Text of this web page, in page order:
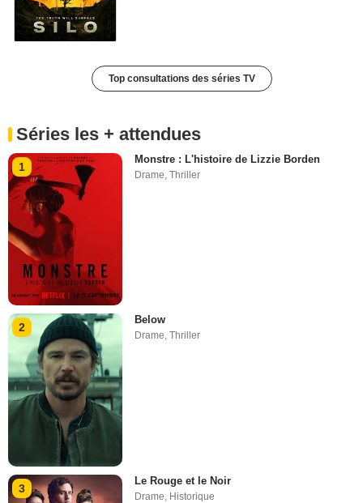
Top consultations des séries TV
Séries les + attendues
1
Monstre : L'histoire de Lizzie Borden
Drame,Thriller
2
Below
Drame,Thriller
3
Le Rouge et le Noir
Drame Historique